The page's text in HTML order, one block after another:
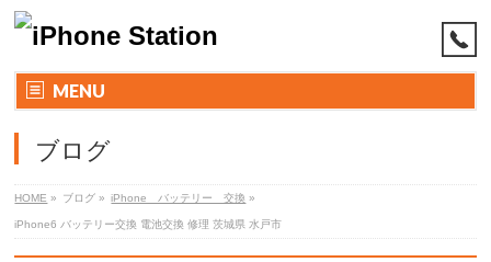
MENU
ブログ
HOME » ブログ » iPhone バッテリー 交換 »
iPhone6 バッテリー交換 電池交換 修理 茨城県 水戸市